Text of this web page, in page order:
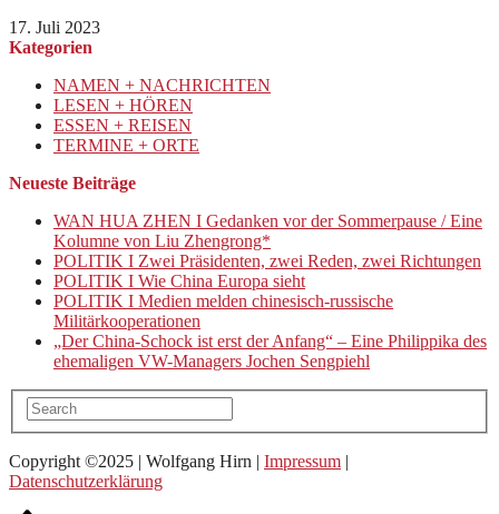
17. Juli 2023
Kategorien
NAMEN + NACHRICHTEN
LESEN + HÖREN
ESSEN + REISEN
TERMINE + ORTE
Neueste Beiträge
WAN HUA ZHEN I Gedanken vor der Sommerpause / Eine
Kolumne von Liu Zhengrong*
POLITIK I Zwei Präsidenten, zwei Reden, zwei Richtungen
POLITIK I Wie China Europa sieht
POLITIK I Medien melden chinesisch-russische
Militärkooperationen
„Der China-Schock ist erst der Anfang“ – Eine Philippika des
ehemaligen VW-Managers Jochen Sengpiehl
Copyright ©2025 | Wolfgang Hirn | Impressum |
Datenschutzerklärung